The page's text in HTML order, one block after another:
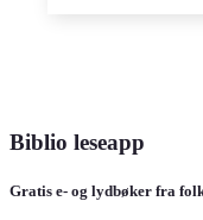
Biblio leseapp
Gratis e- og lydbøker fra